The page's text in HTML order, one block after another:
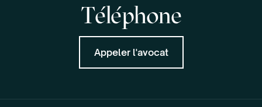
Téléphone
Appeler l'avocat